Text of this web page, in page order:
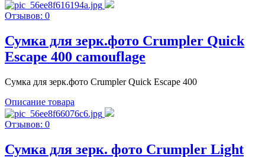
Отзывов: 0
Сумка для зерк.фото Crumpler Quick
Escape 400 camouflage
Сумка для зерк.фото Crumpler Quick Escape 400
Описание товара
Отзывов: 0
Сумка для зерк. фото Crumpler Light